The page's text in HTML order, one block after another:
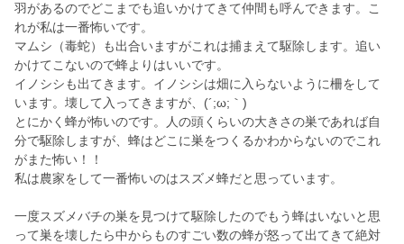
羽があるのでどこまでも追いかけてきて仲間も呼んできます。こ
れが私は一番怖いです。
マムシ（毒蛇）も出合いますがこれは捕まえて駆除します。追い
かけてこないので蜂よりはいいです。
イノシシも出てきます。イノシシは畑に入らないように柵をして
います。壊して入ってきますが、(´;ω;｀)
とにかく蜂が怖いのです。人の頭くらいの大きさの巣であれば自
分で駆除しますが、蜂はどこに巣をつくるかわからないのでこれ
がまた怖い！！
私は農家をして一番怖いのはスズメ蜂だと思っています。
一度スズメバチの巣を見つけて駆除したのでもう蜂はいないと思
って巣を壊したら中からものすごい数の蜂が怒って出てきて絶対